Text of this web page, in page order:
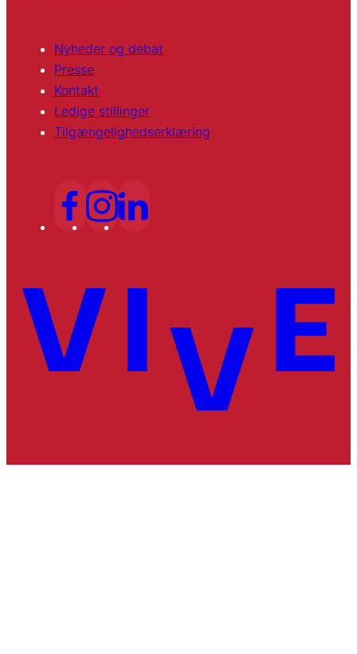
Nyheder og debat
Presse
Kontakt
Ledige stillinger
Tilgængelighedserklæring